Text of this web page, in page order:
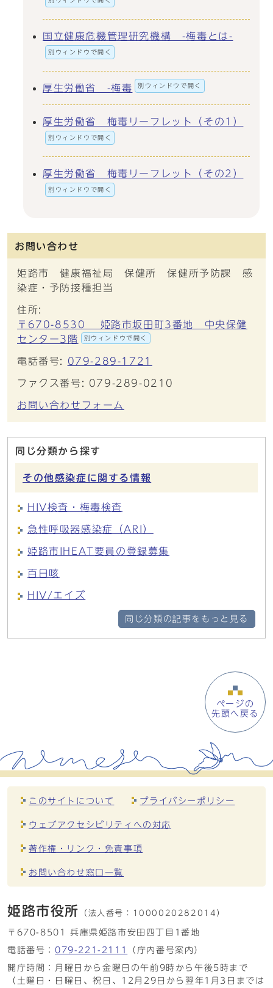
国立健康危機管理研究機構 -梅毒とは-
別ウィンドウで開く
厚生労働省 -梅毒 別ウィンドウで開く
厚生労働省 梅毒リーフレット（その1）
別ウィンドウで開く
厚生労働省 梅毒リーフレット（その2）
別ウィンドウで開く
お問い合わせ
姫路市 健康福祉局 保健所 保健所予防課 感
染症・予防接種担当
住所:
〒670-8530 姫路市坂田町3番地 中央保健
センター3階
別ウィンドウで開く
電話番号: 079-289-1721
ファクス番号: 079-289-0210
お問い合わせフォーム
同じ分類から探す
その他感染症に関する情報
HIV検査・梅毒検査
急性呼吸器感染症（ARI）
姫路市IHEAT要員の登録募集
百日咳
HIV/エイズ
同じ分類の記事をもっと見る
ページの
先頭へ戻る
このサイトについて プライバシーポリシー
ウェブアクセシビリティへの対応
著作権・リンク・免責事項
お問い合わせ窓口一覧
姫路市役所 （法人番号： 1000020282014）
〒670-8501 兵庫県姫路市安田四丁目1番地
電話番号： 079-221-2111
（庁内番号案内）
開庁時間：月曜日から金曜日の午前9時から午後5時まで
（土曜日・日曜日、祝日、12月29日から翌年1月3日までは